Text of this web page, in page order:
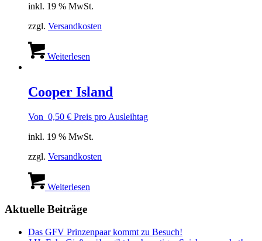
inkl. 19 % MwSt.
zzgl. Versandkosten
Weiterlesen
Cooper Island
Von 0,50 € Preis pro Ausleihtag
inkl. 19 % MwSt.
zzgl. Versandkosten
Weiterlesen
Aktuelle Beiträge
Das GFV Prinzenpaar kommt zu Besuch!